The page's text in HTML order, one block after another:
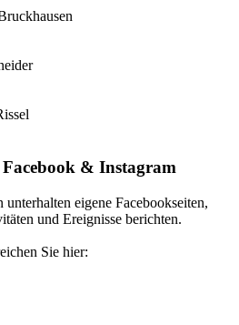
& Instagram
eigene Facebookseiten,
und Ereignisse berichten.
Sie hier: